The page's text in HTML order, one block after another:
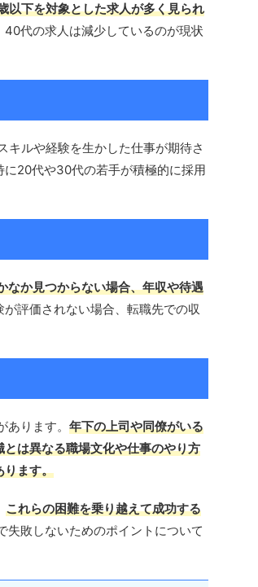
以下を対象とした求人が多く見られ
代の求人は減少しているのが現状
キルや経験を生かした仕事が期待さ
20代や30代の若手が積極的に採用
なか見つからない場合、年収や待遇
が評価されない場合、転職先での収
ります。 年下の上司や同僚がいる
は異なる職場文化や仕事のやり方
ります。
これらの困難を乗り越えて成功する
敗しないためのポイントについて